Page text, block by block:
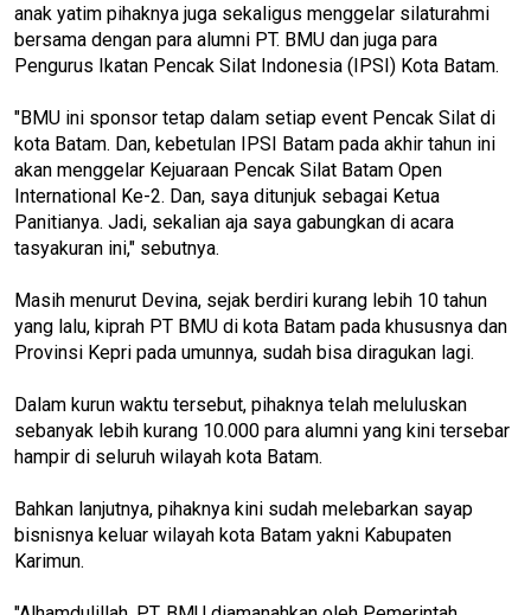
anak yatim pihaknya juga sekaligus menggelar silaturahmi
bersama dengan para alumni PT. BMU dan juga para
Pengurus Ikatan Pencak Silat Indonesia (IPSI) Kota Batam.
"BMU ini sponsor tetap dalam setiap event Pencak Silat di
kota Batam. Dan, kebetulan IPSI Batam pada akhir tahun ini
akan menggelar Kejuaraan Pencak Silat Batam Open
International Ke-2. Dan, saya ditunjuk sebagai Ketua
Panitianya. Jadi, sekalian aja saya gabungkan di acara
tasyakuran ini," sebutnya.
Masih menurut Devina, sejak berdiri kurang lebih 10 tahun
yang lalu, kiprah PT BMU di kota Batam pada khususnya dan
Provinsi Kepri pada umunnya, sudah bisa diragukan lagi.
Dalam kurun waktu tersebut, pihaknya telah meluluskan
sebanyak lebih kurang 10.000 para alumni yang kini tersebar
hampir di seluruh wilayah kota Batam.
Bahkan lanjutnya, pihaknya kini sudah melebarkan sayap
bisnisnya keluar wilayah kota Batam yakni Kabupaten
Karimun.